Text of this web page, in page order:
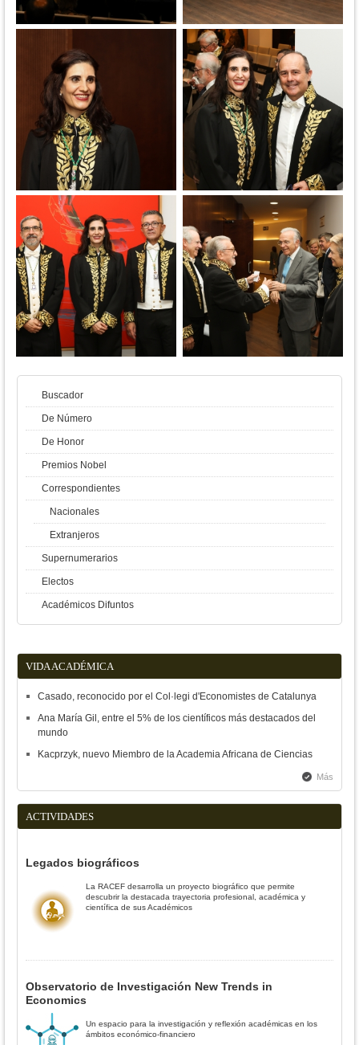
Buscador
De Número
De Honor
Premios Nobel
Correspondientes
Nacionales
Extranjeros
Supernumerarios
Electos
Académicos Difuntos
VIDA ACADÉMICA
Casado, reconocido por el Col·legi d'Economistes de Catalunya
Ana María Gil, entre el 5% de los científicos más destacados del
mundo
Kacprzyk, nuevo Miembro de la Academia Africana de Ciencias
Más
ACTIVIDADES
Legados biográficos
La RACEF desarrolla un proyecto biográfico que permite
descubrir la destacada trayectoria profesional, académica y
científica de sus Académicos
Observatorio de Investigación New Trends in
Economics
Un espacio para la investigación y reflexión académicas en los
ámbitos económico-financiero